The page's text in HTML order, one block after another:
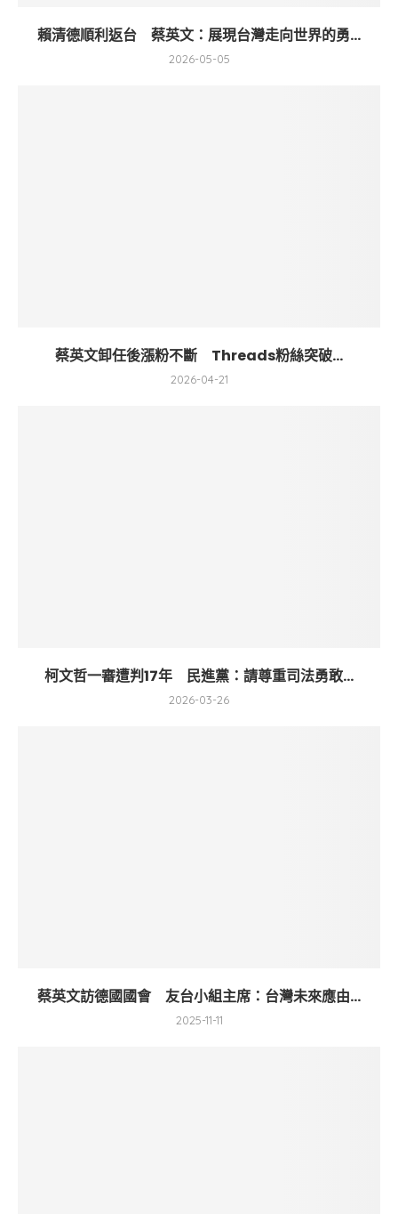
賴清德順利返台 蔡英文：展現台灣走向世界的勇...
2026-05-05
蔡英文卸任後漲粉不斷 Threads粉絲突破...
2026-04-21
柯文哲一審遭判17年 民進黨：請尊重司法勇敢...
2026-03-26
蔡英文訪德國國會 友台小組主席：台灣未來應由...
2025-11-11